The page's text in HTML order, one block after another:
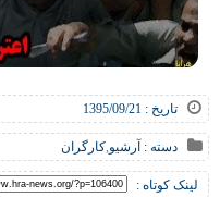
تاریخ : 1395/09/21
دسته : آرشیو,کارگران
لینک کوتاه :